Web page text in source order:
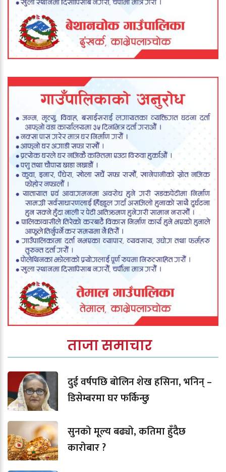
ताजा समाचार
दुई वर्षपछि बोलिन शेख हसिना, भनिन् –
डिसेम्बरमा घर फर्किन्छु
सुनको मूल्य बढ्यो, कतिमा हुँदैछ
कारोबार ?